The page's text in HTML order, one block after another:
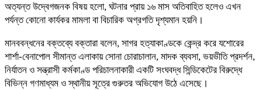
অত্যন্ত উদ্বেগজনক বিষয় হলো, ঘটনার প্রায় ১৬ মাস অতিবাহিত হলেও এখন
পর্যন্ত কোনো কার্যকর মামলা বা বিচারিক অগ্রগতি দৃশ্যমান হয়নি।
মানববন্ধনের বক্তব্যে বক্তারা বলেন, সাগর হত্যাকাণ্ডকে কেন্দ্র করে যশোরের
শার্শা-বেনাপোল সীমান্ত এলাকায় সোনা চোরাচালান, মাদক ব্যবসা, ভয়ভীতি প্রদর্শন,
নির্যাতন ও সন্ত্রাসী কর্মকাণ্ড পরিচালনাকারী একটি সংঘবদ্ধ সিন্ডিকেটের বিরুদ্ধে
বিভিন্ন গণমাধ্যম ও স্থানীয় সূত্রে গুরুতর অভিযোগ উঠে এসেছে।